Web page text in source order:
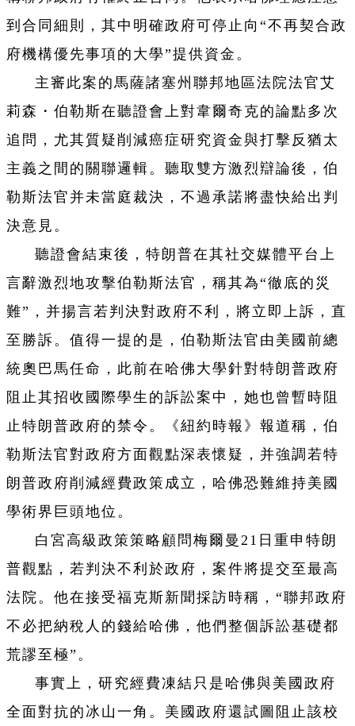
到合同細則，其中明確政府可停止向“不再契合政
府機構優先事項的大學”提供資金。
主審此案的馬薩諸塞州聯邦地區法院法官艾
莉森・伯勒斯在聽證會上對韋爾奇克的論點多次
追問，尤其質疑削減癌症研究資金與打擊反猶太
主義之間的關聯邏輯。聽取雙方激烈辯論後，伯
勒斯法官并未當庭裁決，不過承諾將盡快給出判
決意見。
聽證會結束後，特朗普在其社交媒體平台上
言辭激烈地攻擊伯勒斯法官，稱其為“徹底的災
難”，并揚言若判決對政府不利，將立即上訴，直
至勝訴。值得一提的是，伯勒斯法官由美國前總
統奧巴馬任命，此前在哈佛大學針對特朗普政府
阻止其招收國際學生的訴訟案中，她也曾暫時阻
止特朗普政府的禁令。《紐約時報》報道稱，伯
勒斯法官對政府方面觀點深表懷疑，并強調若特
朗普政府削減經費政策成立，哈佛恐難維持美國
學術界巨頭地位。
白宮高級政策策略顧問梅爾曼21日重申特朗
普觀點，若判決不利於政府，案件將提交至最高
法院。他在接受福克斯新聞採訪時稱，“聯邦政府
不必把納稅人的錢給哈佛，他們整個訴訟基礎都
荒謬至極”。
事實上，研究經費凍結只是哈佛與美國政府
全面對抗的冰山一角。美國政府還試圖阻止該校